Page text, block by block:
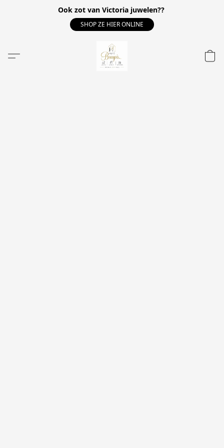
Ook zot van Victoria juwelen??
SHOP ZE HIER ONLINE